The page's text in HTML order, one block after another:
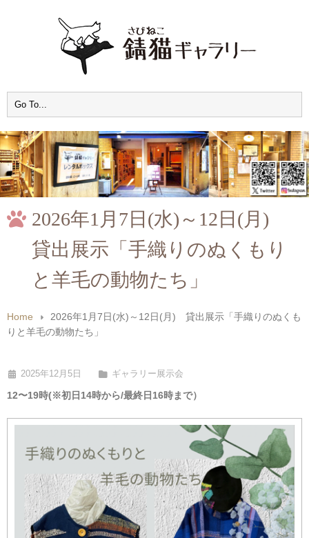
Home
2026年1月7日(水)～12日(月) 貸出展示「手織りのぬくも
りと羊毛の動物たち」
2026年1月7日(水)～12日(月)
貸出展示「手織りのぬくもり
と羊毛の動物たち」
2025年12月5日 ギャラリー展示会
12〜19時(※初日14時から/最終日16時まで）